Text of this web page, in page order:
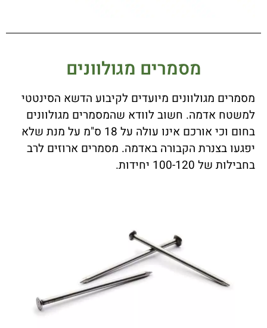
מסמרים מגולוונים
מסמרים מגולוונים מיועדים לקיבוע הדשא הסינטטי
למשטח אדמה. חשוב לוודא שהמסמרים מגולוונים
בחום וכי אורכם אינו עולה על 18 ס"מ על מנת שלא
יפגעו בצנרת הקבורה באדמה. מסמרים ארוזים לרב
בחבילות של 100-120 יחידות.